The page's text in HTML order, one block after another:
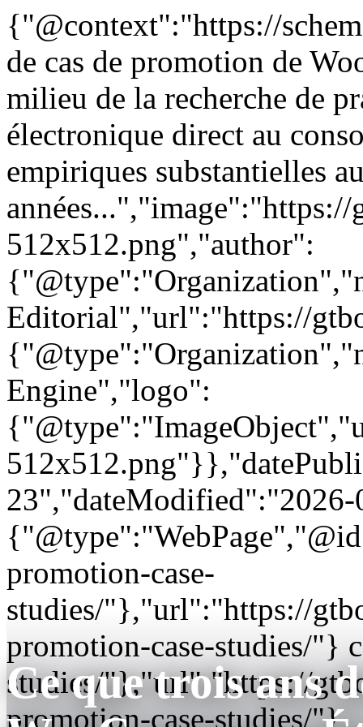
{"@context":"https://
de cas de promotion de
milieu de la recherche de
électronique direct au
empiriques substantielles
512x512.png","author":
Editorial","url":"https://
Engine","logo":
promotion-case-
studies/"},"url":"https://
promotion-case-studies/"}
studies/"},"url":"https://
promotion-case-studies/"}
Ce que trois ans